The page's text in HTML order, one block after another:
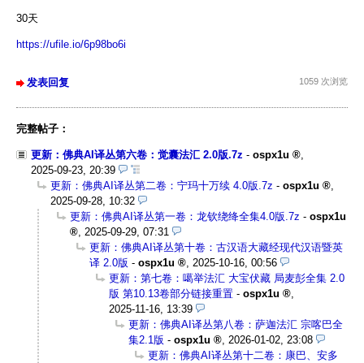
30天
https://ufile.io/6p98bo6i
发表回复 1059 次浏览
完整帖子：
更新：佛典AI译丛第六卷：觉囊法汇 2.0版.7z - ospx1u
2025-09-23, 20:39
更新：佛典AI译丛第二卷：宁玛十万续 4.0版.7z - ospx1u
2025-09-28, 10:32
更新：佛典AI译丛第一卷：龙钦绕绛全集4.0版.7z - ospx1u
2025-09-29, 07:31
更新：佛典AI译丛第十卷：古汉语大藏经现代汉语暨英
译 2.0版 - ospx1u
2025-10-16, 00:56
更新：第七卷：噶举法汇 大宝伏藏 局麦彭全集 2.0
版 第10.13卷部分链接重置 - ospx1u
2025-11-16, 13:39
更新：佛典AI译丛第八卷：萨迦法汇 宗喀巴全
集2.1版 - ospx1u
2026-01-02, 23:08
更新：佛典AI译丛第十二卷：康巴、安多